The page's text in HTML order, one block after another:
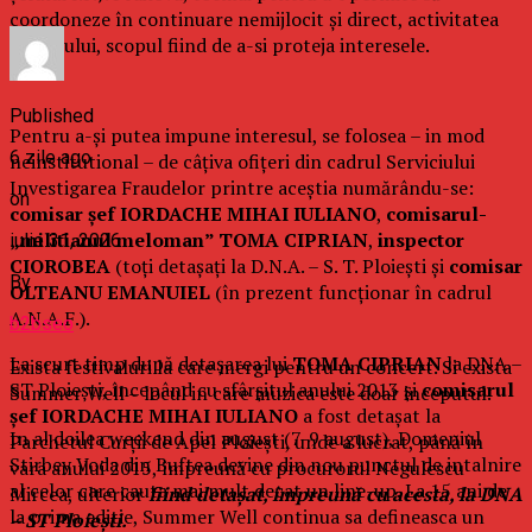
coordoneze în continuare nemijlocit și direct, activitatea
serviciului, scopul fiind de a-si proteja interesele.
Pentru a-și putea impune interesul, se folosea – in mod
neinstitutional – de câțiva ofițeri din cadrul Serviciului
Investigarea Fraudelor printre aceștia numărându-se:
comisar șef IORDACHE MIHAIIULIANO, comisarul-
„militianul meloman” TOMA CIPRIAN, inspector
CIOROBEA (toți detașați la D.N.A. – S. T. Ploiești și comisar
OLTEANUEMANUIEL (în prezent funcționar în cadrul
A.N.A.F.).
La scurt timp după detașarea luiTOMA CIPRIANla DNA –
ST Ploiești, începând cu sfârșitul anului 2013 șicomisarul
șef IORDACHE MIHAIIULIANO a fost detașat la
Parchetul Curții de Apel Ploiești, unde a lucrat, până în
vara anului 2015, împreună cu procurorul Negulescu
Mircea, ulteriorfiind detașat, împreună cu acesta, la DNA
– ST Ploiești.
Published
6 zile ago
on
iulie 31, 2026
By
b2bseo
Exista festivaluri la care mergi pentru un concert. Si exista
Summer Well – locul in care muzica este doar inceputul.
In al doilea weekend din august (7-9 august), Domeniul
Stirbey Voda din Buftea devine din nou punctul de intalnire
al celor care cauta mai mult decat un line-up. La 15 ani de
la prima editie, Summer Well continua sa defineasca un